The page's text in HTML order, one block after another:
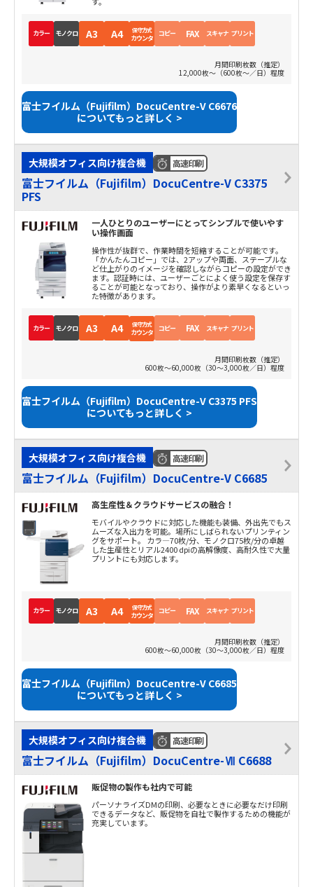
カラー モノクロ A3 A4 保守方式
カウンタ コピー FAX スキャナ プリント
月間印刷枚数（推定）
12,000枚～（600枚～／日）程度
富士フイルム（Fujifilm）DocuCentre-V C6676
についてもっと詳しく >
大規模オフィス向け複合機 高速印刷
富士フイルム（Fujifilm）DocuCentre-V C3375
PFS
一人ひとりのユーザーにとってシンプルで使いやす
い操作画面
操作性が抜群で、作業時間を短縮することが可能です。
「かんたんコピー」では、2アップや両面、ステープルな
ど仕上がりのイメージを確認しながらコピーの設定ができ
ます。認証時には、ユーザーごとによく使う設定を保存す
ることが可能となっており、操作がより素早くなるといっ
た特徴があります。
カラー モノクロ A3 A4 保守方式
カウンタ コピー FAX スキャナ プリント
月間印刷枚数（推定）
600枚～60,000枚（30～3,000枚／日）程度
富士フイルム（Fujifilm）DocuCentre-V C3375 PFS
についてもっと詳しく >
大規模オフィス向け複合機 高速印刷
富士フイルム（Fujifilm）DocuCentre-V C6685
高生産性＆クラウドサービスの融合！
モバイルやクラウドに対応した機能も装備、外出先でもス
ムーズな入出力を可能。場所にしばられないプリンティン
グをサポート。 カラ―70枚/分、モノクロ75枚/分の卓越
した生産性とリアル2400 dpiの高解像度、高耐久性で大量
プリントにも対応します。
カラー モノクロ A3 A4 保守方式
カウンタ コピー FAX スキャナ プリント
月間印刷枚数（推定）
600枚～60,000枚（30～3,000枚／日）程度
富士フイルム（Fujifilm）DocuCentre-V C6685
についてもっと詳しく >
大規模オフィス向け複合機 高速印刷
富士フイルム（Fujifilm）DocuCentre-Ⅶ C6688
販促物の製作も社内で可能
パーソナライズDMの印刷、必要なときに必要なだけ印刷
できるデータなど、販促物を自社で製作するための機能が
充実しています。